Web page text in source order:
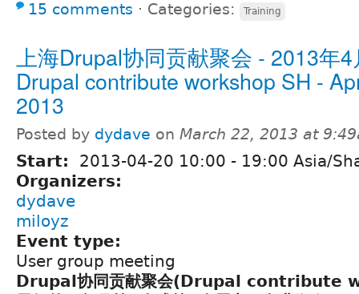
15 comments ⋅ Categories: Training
上海Drupal协同贡献聚会 - 2013年
Drupal contribute workshop SH -
2013
Posted by dydave on March 22, 2013 at
Start: 2013-04-20 10:00 - 19:00 Asia/
Organizers:
dydave
miloyz
Event type:
User group meeting
Drupal协同贡献聚会(Drupal contribute